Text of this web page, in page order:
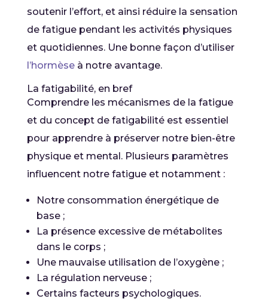
soutenir l’effort, et ainsi réduire la sensation
de fatigue pendant les activités physiques
et quotidiennes. Une bonne façon d’utiliser
l’hormèseà notre avantage.
La fatigabilité, en bref
Comprendre les mécanismes de la fatigue
et du concept de fatigabilité est essentiel
pour apprendre à préserver notre bien-être
physique et mental. Plusieurs paramètres
influencent notre fatigue et notamment :
Notre consommation énergétique de
base ;
La présence excessive de métabolites
dans le corps ;
Une mauvaise utilisation de l’oxygène ;
La régulation nerveuse ;
Certains facteurs psychologiques.